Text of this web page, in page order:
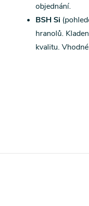
objednání.
BSH Si
hranolů.
kvalitu.